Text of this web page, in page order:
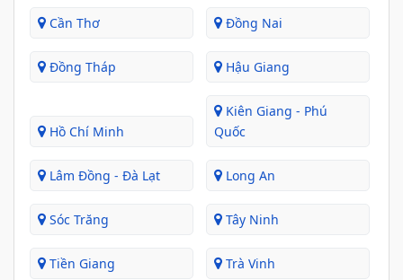
Cần Thơ Đồng Nai
Đồng Tháp Hậu Giang
Hồ Chí Minh
Kiên Giang - Phú
Quốc
Lâm Đồng - Đà Lạt Long An
Sóc Trăng Tây Ninh
Tiền Giang Trà Vinh